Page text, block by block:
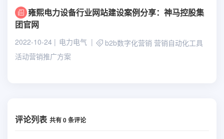
雍熙电力设备行业网站建设案例分享：神马控股集
团官网
2022-10-24 电力电气 b2b数字化营销 营销自动化工具
活动营销推广方案
评论列表 共有0条评论